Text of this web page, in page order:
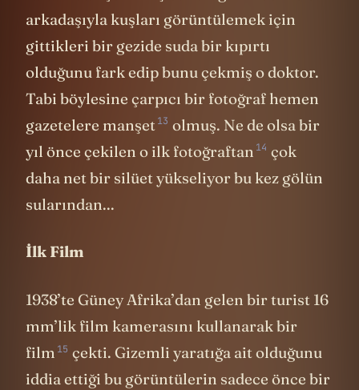
tarafından çekilmiş bu fotoğraf. 1934’te bir
arkadaşıyla kuşları görüntülemek için
gittikleri bir gezide suda bir kıpırtı
olduğunu fark edip bunu çekmiş o doktor.
Tabi böylesine çarpıcı bir fotoğraf hemen
gazeteleremanşet13 olmuş. Ne de olsa bir
yıl önce çekilen o ilkfotoğraftan 14 çok
daha net bir silüet yükseliyor bu kez gölün
1938’te Güney Afrika’dan gelen bir turist 16
mm’lik film kamerasını kullanarakbir
film
çekti. Gizemli yaratığa ait olduğunu